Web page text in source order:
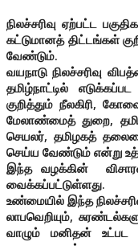
நிலச்சரிவு ஏற்பட்ட
கட்டுமானத் திட்டங்கள்
வேண்டும்.
வயநாடு நிலச்சரிவு
தமிழ்நாட்டில்
குறித்தும் நீலகிரி,
மேலாண்மைத் துறை,
செயலர், தமிழகத்
செய்ய வேண்டும் என்று
இந்த வழக்கின்
வைக்கப்பட்டுள்ளது.
உண்மையில் இந்த
லாபவெறியும்,
வாழும் மனிதன் உட்பட